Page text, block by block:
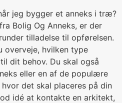
jeg bygger et anneks i træ?
Bolig Og Anneks, er der
tilladelse til opførelsen.
overveje, hvilken type
dit behov. Du skal også
eller en af de populære
det skal placeres på din
idé at kontakte en arkitekt,